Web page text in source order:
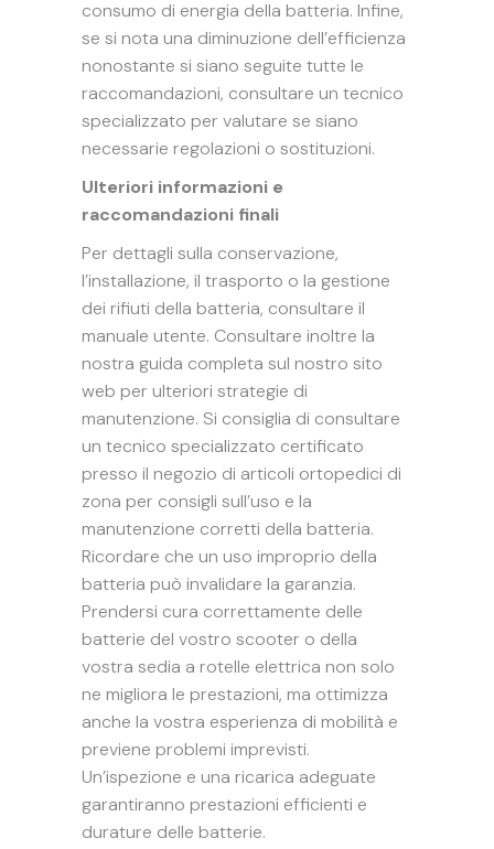
consumo di energia della batteria. Infine,
se si nota una diminuzione dell’efficienza
nonostante si siano seguite tutte le
raccomandazioni, consultare un tecnico
specializzato per valutare se siano
necessarie regolazioni o sostituzioni.
Ulteriori informazioni e
raccomandazioni finali
Per dettagli sulla conservazione,
l’installazione, il trasporto o la gestione
dei rifiuti della batteria, consultare il
manuale utente. Consultare inoltre la
nostra guida completa sul nostro sito
web per ulteriori strategie di
manutenzione. Si consiglia di consultare
un tecnico specializzato certificato
presso il negozio di articoli ortopedici di
zona per consigli sull’uso e la
manutenzione corretti della batteria.
Ricordare che un uso improprio della
batteria può invalidare la garanzia.
Prendersi cura correttamente delle
batterie del vostro scooter o della
vostra sedia a rotelle elettrica non solo
ne migliora le prestazioni, ma ottimizza
anche la vostra esperienza di mobilità e
previene problemi imprevisti.
Un’ispezione e una ricarica adeguate
garantiranno prestazioni efficienti e
durature delle batterie.